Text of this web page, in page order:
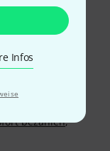
Infos
bezahlen,